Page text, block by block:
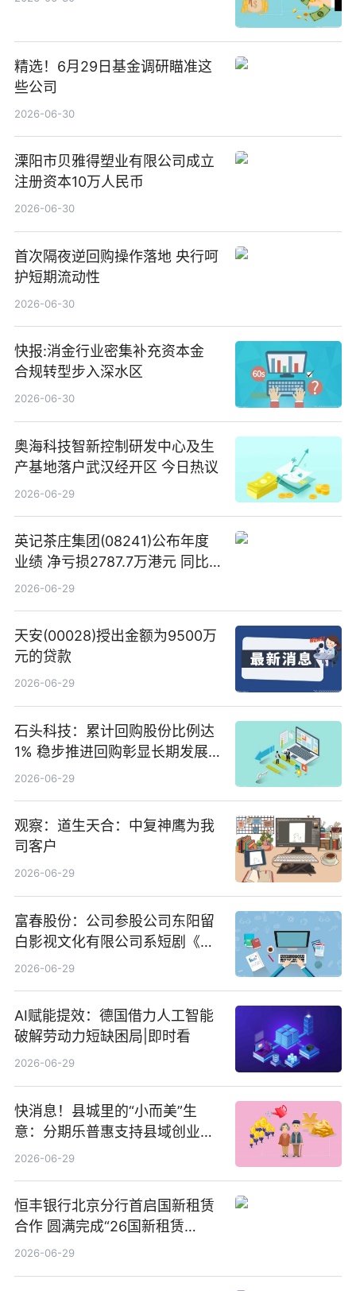
精选！6月29日基金调研瞄准这
些公司
2026-06-30
溧阳市贝雅得塑业有限公司成立
注册资本10万人民币
2026-06-30
首次隔夜逆回购操作落地 央行呵
护短期流动性
2026-06-30
快报:消金行业密集补充资本金
合规转型步入深水区
2026-06-30
奥海科技智新控制研发中心及生
产基地落户武汉经开区 今日热议
2026-06-29
英记茶庄集团(08241)公布年度
业绩 净亏损2787.7万港元 同比
扩大65.15% 焦点速读
2026-06-29
天安(00028)授出金额为9500万
元的贷款
2026-06-29
石头科技：累计回购股份比例达
1% 稳步推进回购彰显长期发展
信心 新动态
2026-06-29
观察：道生天合：中复神鹰为我
司客户
2026-06-29
富春股份：公司参股公司东阳留
白影视文化有限公司系短剧《风
声之双生谜局》的出品方 热门看
2026-06-29
AI赋能提效：德国借力人工智能
破解劳动力短缺困局|即时看
2026-06-29
快消息！县城里的“小而美”生
意：分期乐普惠支持县域创业者
扎根生长
2026-06-29
恒丰银行北京分行首启国新租赁
合作 圆满完成“26国新租赁
SCP003”发行_焦点精选
2026-06-29